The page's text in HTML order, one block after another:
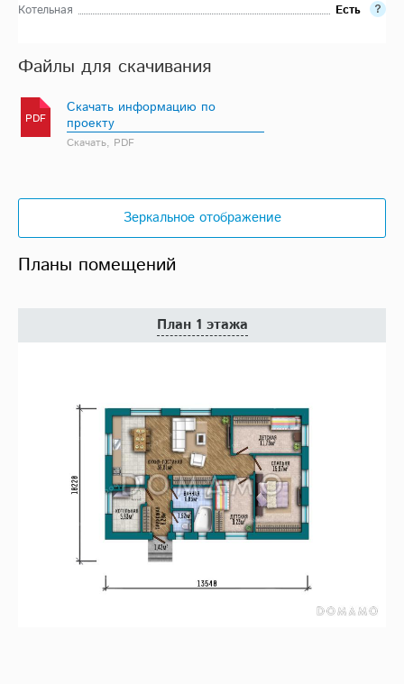
Котельная
Есть
Файлы для скачивания
PDF
Скачать информацию по
проекту
Скачать, PDF
Планы помещений
Зеркальное отображение
План 1 этажа